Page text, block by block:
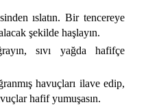
ıslatın. Bir tencereye
şekilde haşlayın.
sıvı yağda hafifçe
havuçları ilave edip,
hafif yumuşasın.